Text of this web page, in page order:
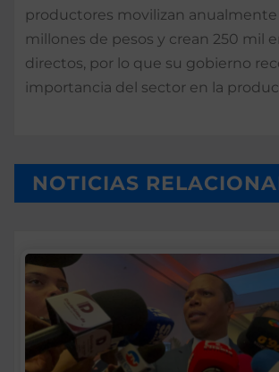
productores movilizan
millones de pesos y crean 250 mil
directos, por lo que su gobierno
importancia del sector en la
NOTICIAS